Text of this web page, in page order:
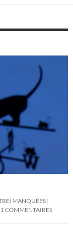
MANQUÉES
COMMENTAIRES